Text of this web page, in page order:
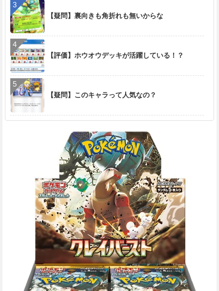
【疑問】裏向きも角折れも無いからな
【評価】ホウオウデッキが活躍している！？
【疑問】このキャラって人気なの？